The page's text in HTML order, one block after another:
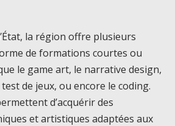
la région offre plusieurs
de formations courtes ou
le game art, le narrative design,
de jeux, ou encore le coding.
d’acquérir des
et artistiques adaptées aux